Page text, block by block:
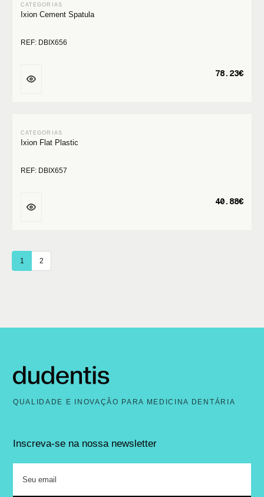
Ixion Cement Spatula
REF: DBIX656
78.23€
Ixion Flat Plastic
REF: DBIX657
40.88€
1 2
QUALIDADE E INOVAÇÃO PARA MEDICINA DENTÁRIA
Inscreva-se na nossa newsletter